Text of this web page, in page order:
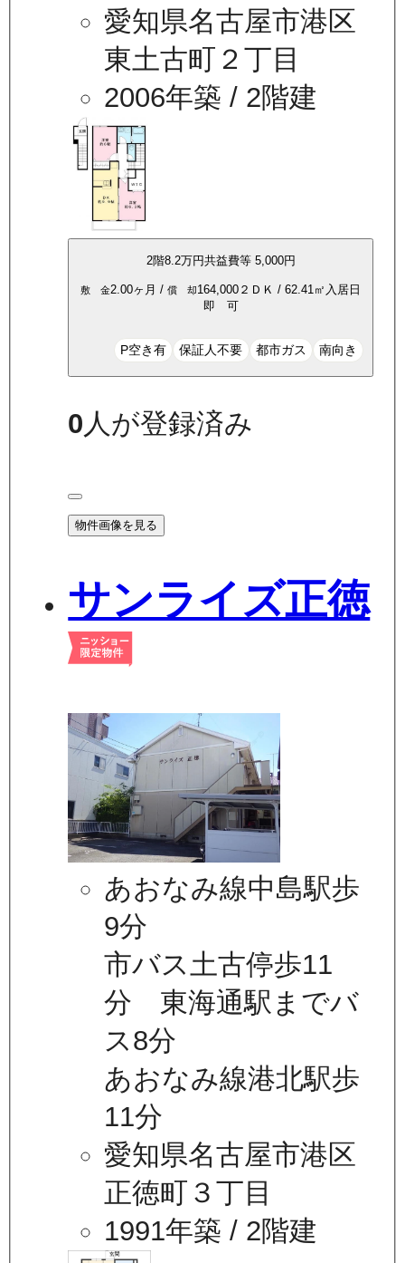
愛知県名古屋市港区
東土古町２丁目
2006年築 / 2階建
2階8.2万円共益費等 5,000円
敷 金2.00ヶ月 / 償 却164,000 ２ＤＫ / 62.41 ㎡ 入居日
即 可
P空き有 保証人不要 都市ガス 南向き
0人が登録済み
物件画像を見る
サンライズ正徳
あおなみ線中島駅歩
9分
市バス土古停歩11
分 東海通駅までバ
ス8分
あおなみ線港北駅歩
11分
愛知県名古屋市港区
正徳町３丁目
1991年築 / 2階建